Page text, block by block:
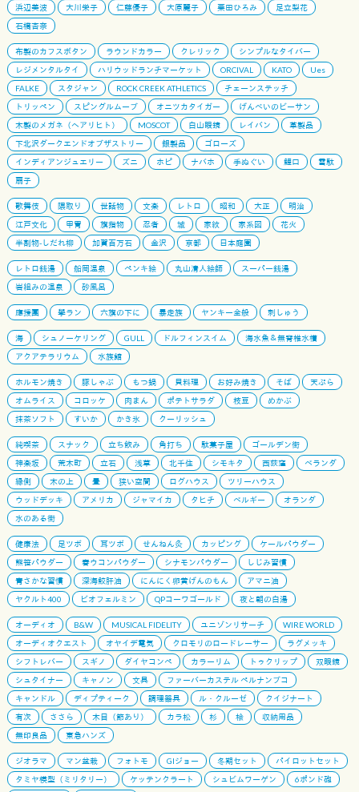
浜辺美波
大川栄子 仁藤優子 大原麗子 栗田ひろみ
足立梨花
石橋杏奈
布製のカフスボタン ラウンドカラー クレリック
シンプルなタイバー
レジメンタルタイ
ハリウッドランチマーケット ORCIVAL KATO
Ues
FALKE
スタジャン ROCK CREEK ATHLETICS
チェーンステッチ
トリッペン
スピングルムーブ オニツカタイガー
げんべいのビーサン
木製のメガネ（ヘアリヒト）
MOSCOT 白山眼鏡 レイバン
革製品
下北沢ダークエンドオブザストリー
銀製品
ゴローズ
インディアンジュエリー
ズニ ホピ ナバホ 手ぬぐい 鯉口
雪駄
扇子
歌舞伎 隈取り 世話物 文楽 レトロ 昭和 大正
明治
江戸文化
甲冑 旗指物 忍者 城 家紋 家系図
花火
半割物-しだれ柳
加賀百万石 金沢 京都 日本庭園
レトロ銭湯 船岡温泉 ペンキ絵 丸山清人絵師
スーパー銭湯
岩組みの温泉
砂風呂
應援團 學ラン 六旗の下に 暴走族 ヤンキー全般 刺しゅう
海 シュノーケリング GULL ドルフィンスイム
海水魚＆無脊椎水槽
アクアテラリウム
水族館
ホルモン焼き 豚しゃぶ もつ鍋 貝料理 お好み焼き そば
天ぷら
オムライス
コロッケ 肉まん ポテトサラダ 枝豆
めかぶ
抹茶ソフト
すいか かき氷 クーリッシュ
純喫茶 スナック 立ち飲み 角打ち 駄菓子屋
ゴールデン街
神楽坂
荒木町 立石 浅草 北千住 シモキタ 西荻窪
ベランダ
縁側
木の上 畳 狭い空間 ログハウス
ツリーハウス
ウッドデッキ
アメリカ ジャマイカ タヒチ ベルギー
オランダ
水のある街
健康法 足ツボ 耳ツボ せんねん灸 カッピング
ケールパウダー
熊笹パウダー
春ウコンパウダー シナモンパウダー
しじみ習慣
青さかな習慣
深海鮫肝油 にんにく卵黄げんのもん
アマニ油
ヤクルト400
ビオフェルミン QPコーワゴールド 夜と朝の白湯
オーディオ B&W MUSICAL FIDELITY ユニゾンリサーチ
WIRE WORLD
オーディオクエスト
オヤイデ電気 クロモリのロードレーサー
ラグメッキ
シフトレバー
スギノ ダイヤコンペ カラーリム トゥクリップ
双眼鏡
シュタイナー
キャノン 文具
ファーバーカステル ペルナンブコ
キャンドル
ディプティーク 調理器具 ル・クルーゼ
クイジナート
有次
ささら 木目（節あり） カラ松 杉 桧
収納用品
無印良品
東急ハンズ
ジオラマ マン盆栽 フォトモ GIジョー 冬期セット
パイロットセット
タミヤ模型（ミリタリー）
ケッテンクラート シュビムワーゲン
6ポンド砲